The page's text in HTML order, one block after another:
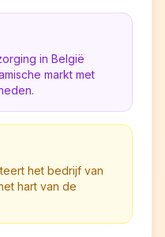
in België
markt met
het bedrijf van
hart van de